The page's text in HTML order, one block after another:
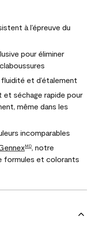
à l’épreuve du
pour éliminer
et d’étalement
séchage rapide pour
même dans les
incomparables
MD
, notre
formules et colorants